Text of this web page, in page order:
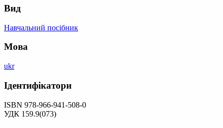
Вид
Навчальний посібник
Мова
ukr
Ідентифікатори
ISBN 978-966-941-508-0
УДК 159.9(073)